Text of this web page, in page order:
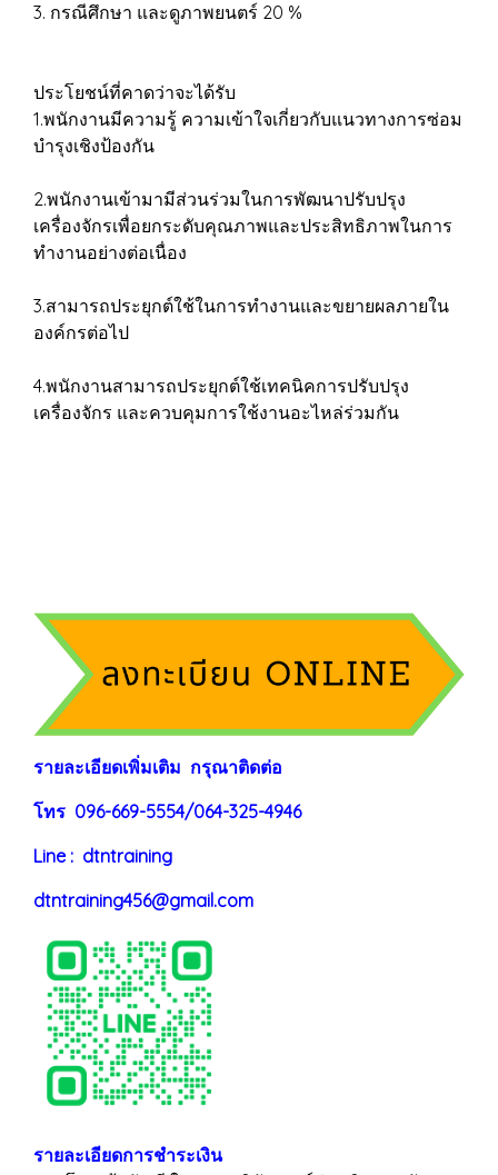
3. กรณีศึกษา และดูภาพยนตร์ 20 %
ประโยชน์ที่คาดว่าจะได้รับ
1.พนักงานมีความรู้ ความเข้าใจเกี่ยวกับแนวทางการซ่อม
บำรุงเชิงป้องกัน
2.พนักงานเข้ามามีส่วนร่วมในการพัฒนาปรับปรุง
เครื่องจักรเพื่อยกระดับคุณภาพและประสิทธิภาพในการ
ทำงานอย่างต่อเนื่อง
3.สามารถประยุกต์ใช้ในการทำงานและขยายผลภายใน
องค์กรต่อไป
4.พนักงานสามารถประยุกต์ใช้เทคนิคการปรับปรุง
เครื่องจักร และควบคุมการใช้งานอะไหล่ร่วมกัน
รายละเอียดเพิ่มเติม กรุณาติดต่อ
โทร 096-669-5554/064-325-4946
Line : dtntraining
dtntraining456@gmail.com
รายละเอียดการชำระเงิน